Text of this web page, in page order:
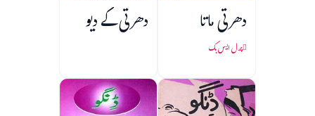
دھرتی ماتا
پرل ایس بک
دھرتی کے دیو